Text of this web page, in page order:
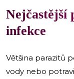
Nejčastější
infekce
Většina parazitů
vody nebo